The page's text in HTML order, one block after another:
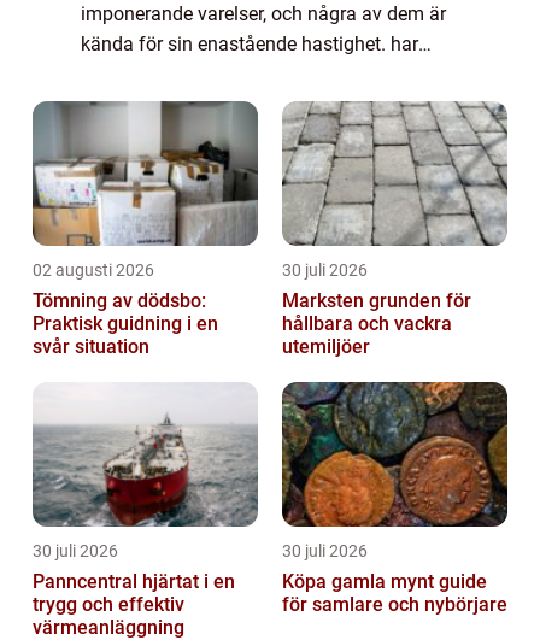
imponerande varelser, och några av dem är
kända för sin enastående hastighet. har
möjliggöra deras otroliga färdigheter. I den
02 augusti 2026
Tömning av dödsbo:
Praktisk guidning i en
svår situation
30 juli 2026
Marksten grunden för
hållbara och vackra
utemiljöer
30 juli 2026
Panncentral hjärtat i en
trygg och effektiv
värmeanläggning
30 juli 2026
Köpa gamla mynt guide
för samlare och nybörjare